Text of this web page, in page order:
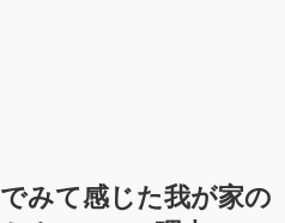
みて感じた我が家の